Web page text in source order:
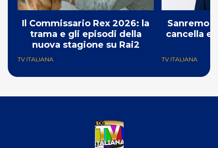
Il Commissario Rex 2026: la
trama e gli episodi della
nuova stagione su Rai2
TV ITALIANA
Sanremo
cancella e
TV ITALIANA